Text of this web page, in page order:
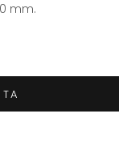
mm.